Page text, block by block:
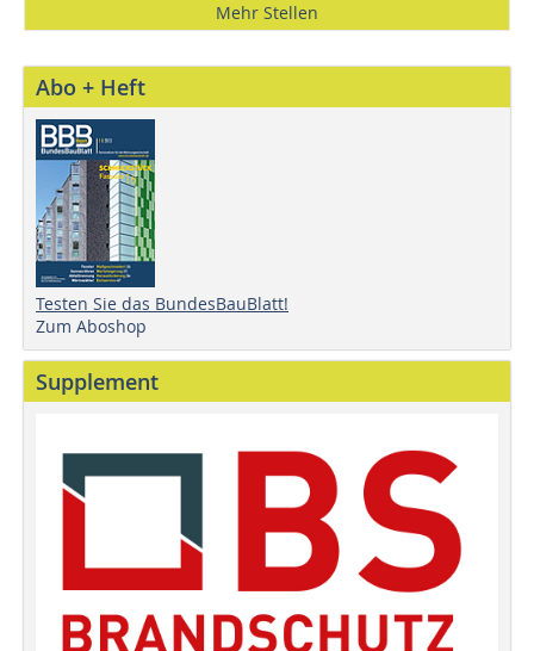
Mehr Stellen
Abo + Heft
Testen Sie das BundesBauBlatt!
Zum Aboshop
Supplement